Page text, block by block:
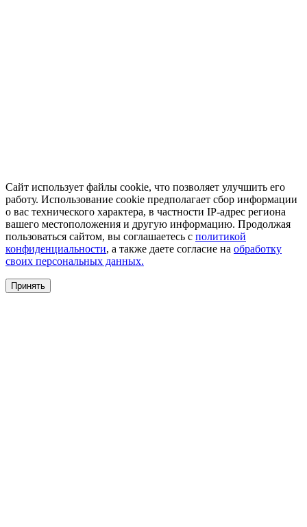
Сайт использует файлы cookie, что позволяет улучшить его
работу. Использование cookie предполагает сбор информации
о вас технического характера, в частности IP-адрес региона
вашего местоположения и другую информацию. Продолжая
пользоваться сайтом, вы соглашаетесь с политикой
конфиденциальности, а также даете согласие на обработку
своих персональных данных.
Принять